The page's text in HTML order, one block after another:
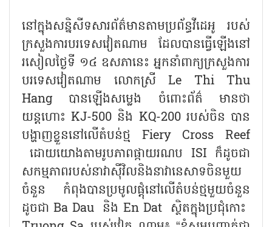
នៅក្នុង​សន្និសីទសារព័ត៌មានតាមប្រព័ន្ធវីដេអូ របស់
ក្រសួងការបរទេសវៀតណាម ដែលបាន​ធ្វើឡើង​នៅ
រសៀល​ថ្ងៃទី ១៤ ឧសភានេះ អ្នកនាំពាក្យក្រសួងការ
បរទេសវៀតណាម លោកស្រី Le Thi Thu
Hang បានឡើង​សម្លេង ចំពោះព័ត៌ មានថា
យន្តហោះ KJ-500 និង KQ-200 របស់ចិន បាន
បង្ហាញ​ខ្លួន​នៅ​លើ​តំបន់​ថ្ម​ Fiery Cross Reef
ដោយយោងតាមរូបភាពផ្កាយរណប ISI ក៏ដូច​ជា
សកម្មភាពរបស់​នាវាស៊ីវិល​និង​នាវា​នេសាទ​ចិន​មួយ
ចំនួន កំពុងបានប្រមូលផ្តុំនៅលើតំបន់ថ្មមួយចំនួន
ដូចជា Ba Dau និង En Dat ស្ថិតក្នុង​ប្រជុំកោះ ​